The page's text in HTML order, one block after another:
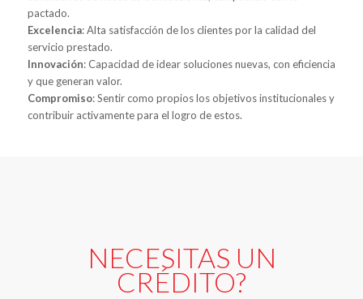
pactado.
Excelencia: Alta satisfacción de los clientes por la calidad del
servicio prestado.
Innovación: Capacidad de idear soluciones nuevas, con eficiencia
y que generan valor.
Compromiso: Sentir como propios los objetivos institucionales y
contribuir activamente para el logro de estos.
NECESITAS UN
CRÉDITO?